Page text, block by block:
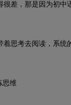
差，那是因为初
思考去阅读，系统
维